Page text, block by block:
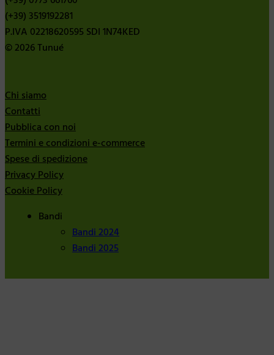
(+39) 3519192281
P.IVA 02218620595 SDI 1N74KED
© 2026 Tunué
Chi siamo
Contatti
Pubblica con noi
Termini e condizioni e-commerce
Spese di spedizione
Privacy Policy
Cookie Policy
Bandi
Bandi 2024
Bandi 2025